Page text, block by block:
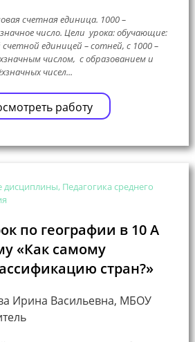
счетная единица. 1000 –
число. Цели урока: обучающие:
единицей – сотней, с 1000 –
числом, с образованием и
чисел...
работу
дисциплины, Педагогика среднего
по географии в 10 А
«Как самому
стран?»
Ирина Васильевна, МБОУ